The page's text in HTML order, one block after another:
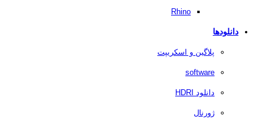
Rhino
دانلودها
پلاگین و اسکریپت
software
دانلود HDRI
ژورنال